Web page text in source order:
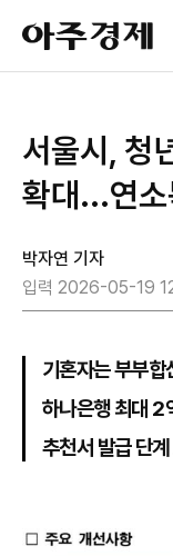
아
주
경
서울시, 청
확대...연
박자연 기자
입력 2026-05-19
기혼자는 부부
하나은행 최대 2
추천서 발급 단